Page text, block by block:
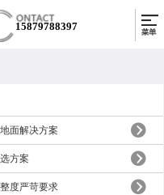
15879788397
面解决方案
方案
度严苛要求